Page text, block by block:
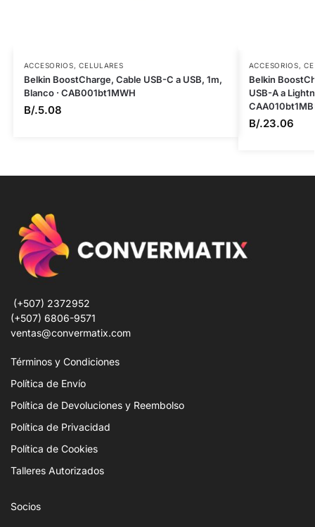
ACCESORIOS,CELULARES
Belkin BoostCharge, Cable USB-C a USB, 1m,
Blanco · CAB001bt1MWH
B/.5.08
ACCESORIOS,
Belkin
USB-A a
B/.23.06
(+507) 2372952
(+507) 6806-9571
ventas@convermatix.com
Términos y Condiciones
Política de Envío
Política de Devoluciones y Reembolso
Política de Privacidad
Política de Cookies
Talleres Autorizados
Socios